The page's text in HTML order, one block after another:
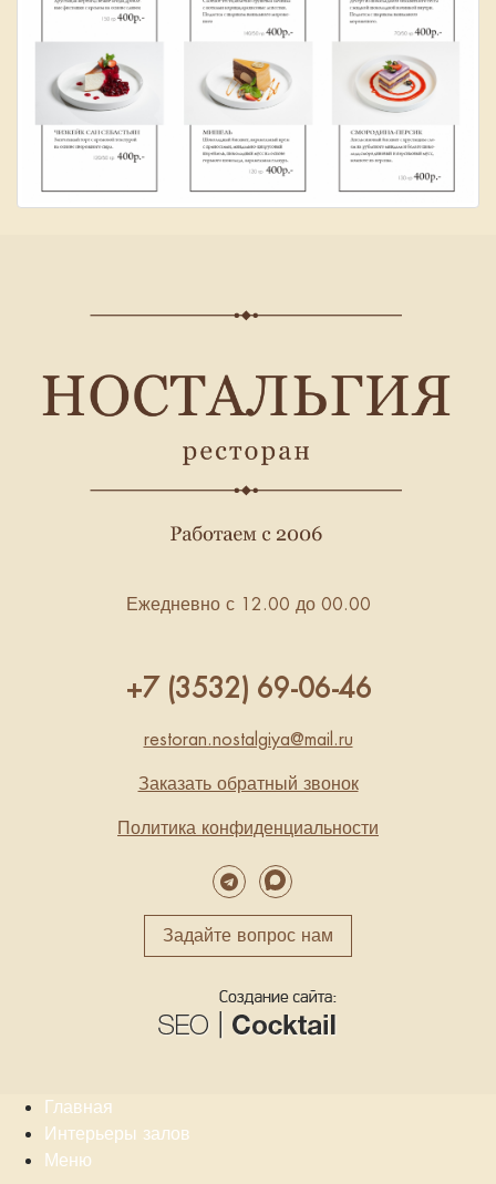
Ежедневно с 12.00 до 00.00
+7 (3532) 69-06-46
restoran.nostalgiya@mail.ru
Заказать обратный звонок
Политика конфиденциальности
Задайте вопрос нам
Главная
Интерьеры залов
Меню